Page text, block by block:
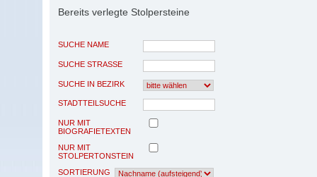
Bereits verlegte Stolpersteine
SUCHE NAME
SUCHE STRASSE
SUCHE IN BEZIRK
STADTTEILSUCHE
NUR MIT
BIOGRAFIETEXTEN
NUR MIT
STOLPERTONSTEIN
SORTIERUNG